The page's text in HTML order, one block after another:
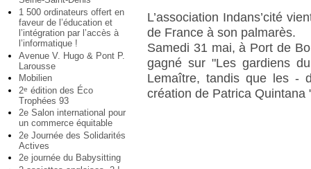
1 500 ordinateurs offert en
faveur de l’éducation et
l’intégration par l’accès à
l’informatique !
Avenue V. Hugo & Pont P.
Larousse
Mobilien
2e édition des Éco
Trophées 93
2e Salon international pour
un commerce équitable
2e Journée des Solidarités
Actives
2e journée du Babysitting
L’association Indans’cité
de France à son palmarès.
Samedi 31 mai, à Port de
gagné sur "Les gardiens
Lemaître, tandis que les -
création de Patrica Quintana